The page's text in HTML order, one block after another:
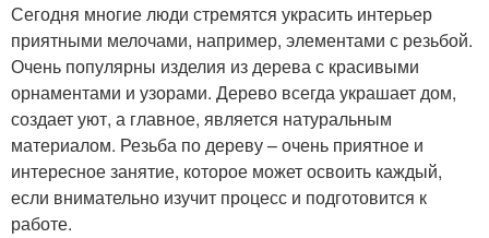
Сегодня многие люди стремятся украсить интерьер
приятными мелочами, например, элементами с резьбой.
Очень популярны изделия из дерева с красивыми
орнаментами и узорами. Дерево всегда украшает дом,
создает уют, а главное, является натуральным
материалом. Резьба по дереву – очень приятное и
интересное занятие, которое может освоить каждый,
если внимательно изучит процесс и подготовится к
работе.